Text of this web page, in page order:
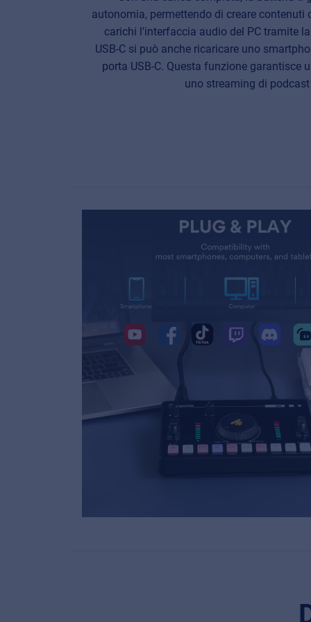
autonomia, permettendo di creare contenuti
carichi l'interfaccia audio del PC tramite
USB-C si può anche ricaricare uno
porta USB-C. Questa funzione garantisce
uno streaming di